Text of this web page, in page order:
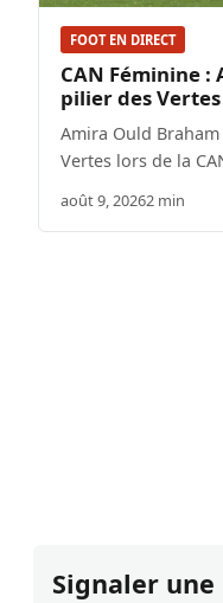
FOOT EN DIRECT
CAN Féminine :
pilier des
Amira Ould
Vertes lors de la
août 9, 20262 min
Signaler